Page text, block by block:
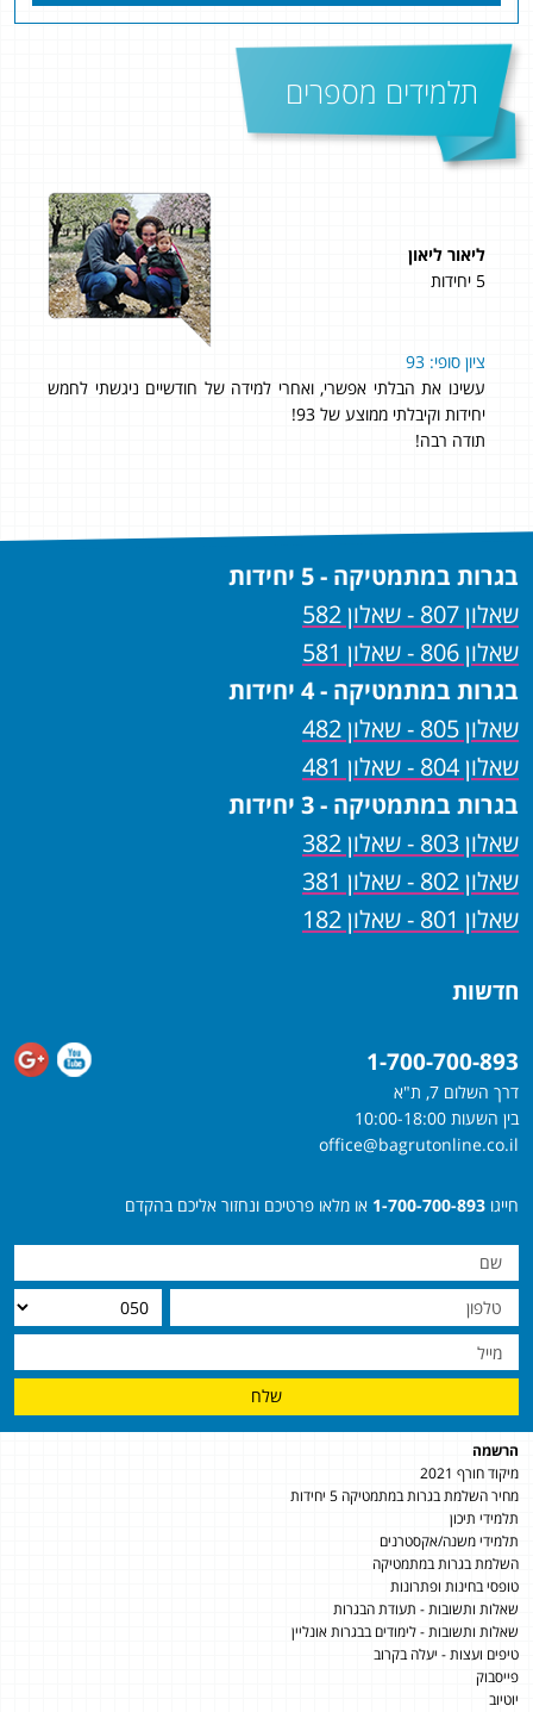
תלמידים מספרים
ליאור ליאון
5 יחידות
ציון סופי: 93
עשינו את הבלתי אפשרי, ואחרי למידה של חודשיים ניגשתי לחמש
יחידות וקיבלתי ממוצע של 93!
תודה רבה!
בגרות במתמטיקה - 5 יחידות
שאלון 807 - שאלון 582
שאלון 806 - שאלון 581
בגרות במתמטיקה - 4 יחידות
שאלון 805 - שאלון 482
שאלון 804 - שאלון 481
בגרות במתמטיקה - 3 יחידות
שאלון 803 - שאלון 382
שאלון 802 - שאלון 381
שאלון 801 - שאלון 182
חדשות
1-700-700-893
דרך השלום 7, ת"א
בין השעות 10:00-18:00
office@bagrutonline.co.il
חייגו 1-700-700-893 או מלאו פרטיכם ונחזור אליכם בהקדם
שלח
הרשמה
מיקוד חורף 2021
מחיר השלמת בגרות במתמטיקה 5 יחידות
תלמידי תיכון
תלמידי משנה/אקסטרנים
השלמת בגרות במתמטיקה
טופסי בחינות ופתרונות
שאלות ותשובות - תעודת הבגרות
שאלות ותשובות - לימודים בבגרות אונליין
טיפים ועצות - יעלה בקרוב
פייסבוק
יוטיוב